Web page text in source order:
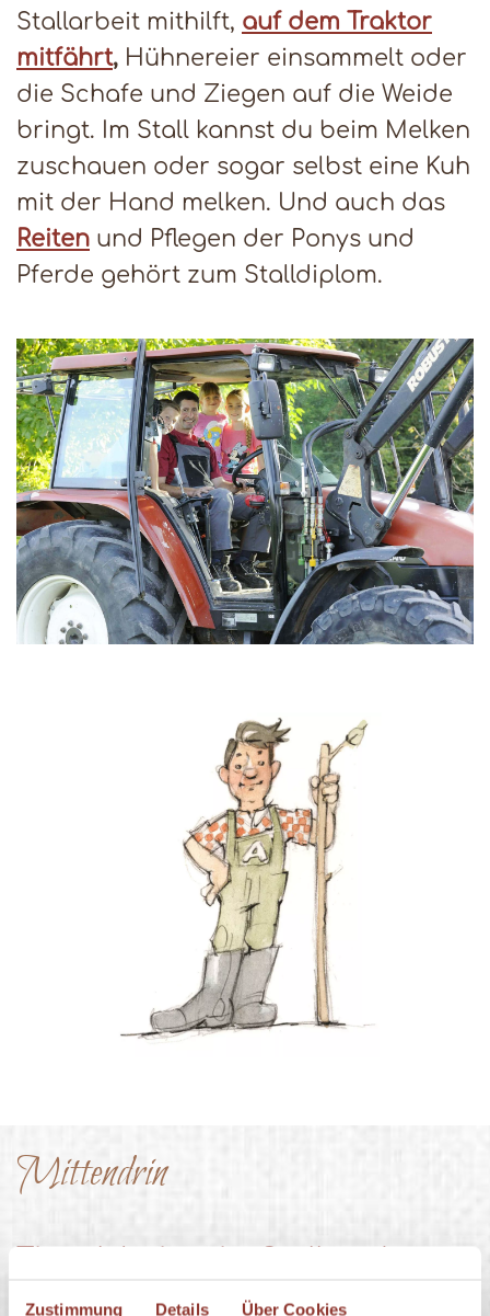
Zustimmung Details Über Cookies
Stallarbeit mithilft, auf dem Traktor
mitfährt, Hühnereier einsammelt oder
die Schafe und Ziegen auf die Weide
bringt. Im Stall kannst du beim Melken
zuschauen oder sogar selbst eine Kuh
mit der Hand melken. Und auch das
Reiten und Pflegen der Ponys und
Pferde gehört zum Stalldiplom.
Mittendrin